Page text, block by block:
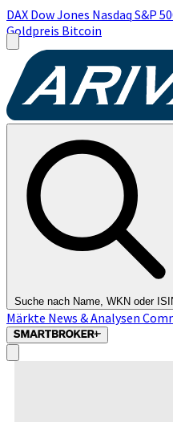
DAX Dow Jones Nasdaq S&P
Goldpreis Bitcoin
Suche nach Name, WKN oder
Märkte News & Analysen